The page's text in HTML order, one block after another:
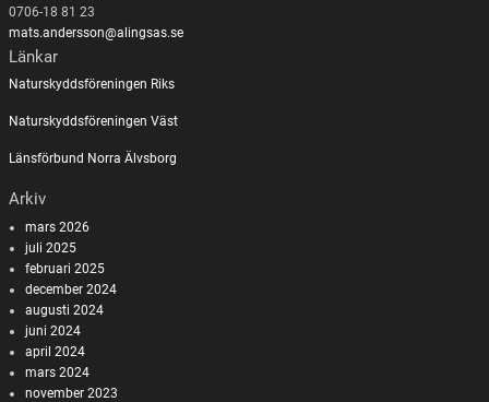
0706-18 81 23
mats.andersson@alingsas.se
Länkar
Naturskyddsföreningen Riks
Naturskyddsföreningen Väst
Länsförbund Norra Älvsborg
Arkiv
mars 2026
juli 2025
februari 2025
december 2024
augusti 2024
juni 2024
april 2024
mars 2024
november 2023